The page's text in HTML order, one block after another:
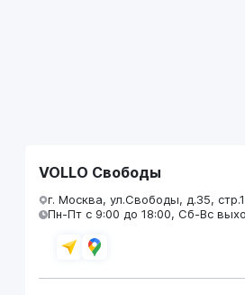
VOLLO Свободы
г. Москва, ул.Свободы, д.35,
Пн-Пт с 9:00 до 18:00, Сб-Вс